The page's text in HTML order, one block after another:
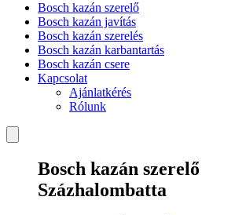
Bosch kazán szerelő
Bosch kazán javítás
Bosch kazán szerelés
Bosch kazán karbantartás
Bosch kazán csere
Kapcsolat
Ajánlatkérés
Rólunk
Bosch kazán szerelő
Százhalombatta